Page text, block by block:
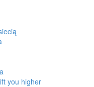
you higher